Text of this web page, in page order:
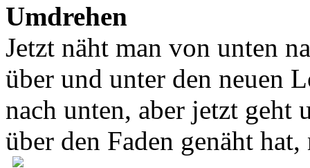
Umdrehen
Jetzt näht man von unten
über und unter den neuen
nach unten, aber jetzt geht
über den Faden genäht hat,